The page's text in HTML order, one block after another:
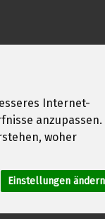
Internet-
anzupassen.
woher
Einstellungen ändern